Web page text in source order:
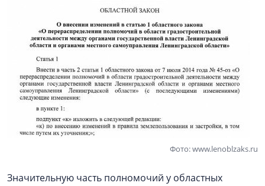
Фото: www.lenoblzaks.ru
Значительную часть полномочий у областных